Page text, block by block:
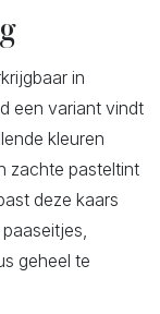
in
een variant vindt
kleuren
zachte pasteltint
deze kaars
geheel te